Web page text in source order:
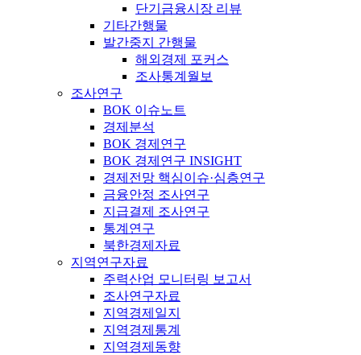
단기금융시장 리뷰
기타간행물
발간중지 간행물
해외경제 포커스
조사통계월보
조사연구
BOK 이슈노트
경제분석
BOK 경제연구
BOK 경제연구 INSIGHT
경제전망 핵심이슈·심층연구
금융안정 조사연구
지급결제 조사연구
통계연구
북한경제자료
지역연구자료
주력산업 모니터링 보고서
조사연구자료
지역경제일지
지역경제통계
지역경제동향